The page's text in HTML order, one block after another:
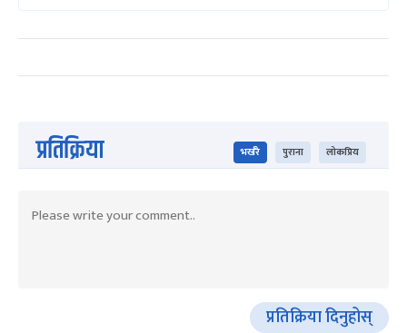
प्रतिक्रिया भर्खरै पुराना लोकप्रिय
प्रतिक्रिया दिनुहोस्